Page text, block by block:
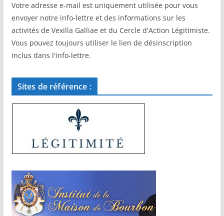
Votre adresse e-mail est uniquement utilisée pour vous
envoyer notre info-lettre et des informations sur les
activités de Vexilla Galliae et du Cercle d'Action Légitimiste.
Vous pouvez toujours utiliser le lien de désinscription
inclus dans l'info-lettre.
Sites de référence :